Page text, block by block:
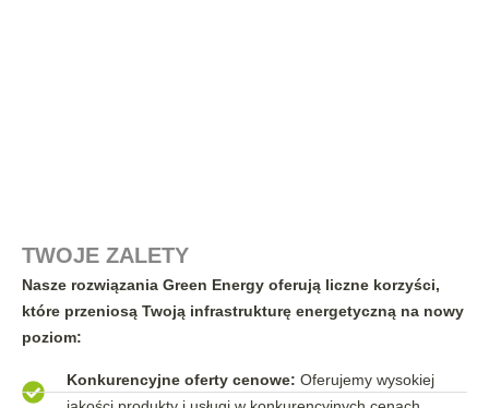
TWOJE ZALETY
Nasze rozwiązania Green Energy oferują liczne korzyści,
które przeniosą Twoją infrastrukturę energetyczną na nowy
poziom:
Konkurencyjne oferty cenowe:Oferujemy wysokiej